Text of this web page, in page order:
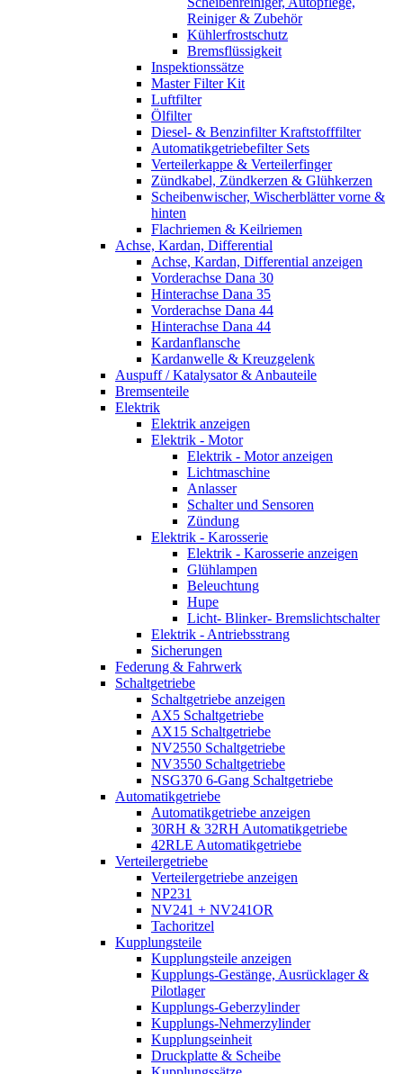
Reiniger & Zubehör
Kühlerfrostschutz
Bremsflüssigkeit
Inspektionssätze
Master Filter Kit
Luftfilter
Ölfilter
Diesel- & Benzinfilter Kraftstofffilter
Automatikgetriebefilter Sets
Verteilerkappe & Verteilerfinger
Zündkabel, Zündkerzen & Glühkerzen
Scheibenwischer, Wischerblätter vorne &
hinten
Flachriemen & Keilriemen
Achse, Kardan, Differential
Achse, Kardan, Differential anzeigen
Vorderachse Dana 30
Hinterachse Dana 35
Vorderachse Dana 44
Hinterachse Dana 44
Kardanflansche
Kardanwelle & Kreuzgelenk
Auspuff / Katalysator & Anbauteile
Bremsenteile
Elektrik
Elektrik anzeigen
Elektrik - Motor
Elektrik - Motor anzeigen
Lichtmaschine
Anlasser
Schalter und Sensoren
Zündung
Elektrik - Karosserie
Elektrik - Karosserie anzeigen
Glühlampen
Beleuchtung
Hupe
Licht- Blinker- Bremslichtschalter
Elektrik - Antriebsstrang
Sicherungen
Federung & Fahrwerk
Schaltgetriebe
Schaltgetriebe anzeigen
AX5 Schaltgetriebe
AX15 Schaltgetriebe
NV2550 Schaltgetriebe
NV3550 Schaltgetriebe
NSG370 6-Gang Schaltgetriebe
Automatikgetriebe
Automatikgetriebe anzeigen
30RH & 32RH Automatikgetriebe
42RLE Automatikgetriebe
Verteilergetriebe
Verteilergetriebe anzeigen
NP231
NV241 + NV241OR
Tachoritzel
Kupplungsteile
Kupplungsteile anzeigen
Kupplungs-Gestänge, Ausrücklager &
Pilotlager
Kupplungs-Geberzylinder
Kupplungs-Nehmerzylinder
Kupplungseinheit
Druckplatte & Scheibe